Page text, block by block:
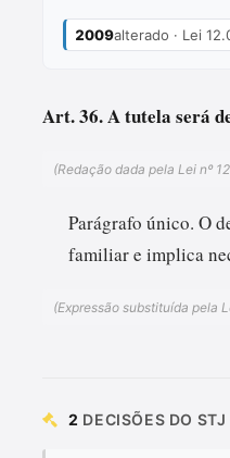
2009alterado · Lei
Art. 36. A tutela será
(Redação dada pela Lei nº
Parágrafo único. O
familiar e implica
(Expressão substituída pela
2 DECISÕES DO